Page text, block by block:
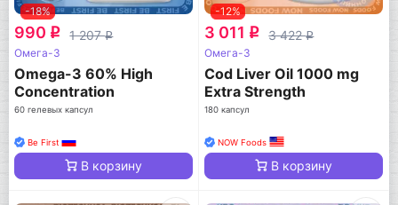
-18%
990 q 1 207q
Омега-3
Omega-3 60% High
Concentration
60 гелевых капсул
Be First
В корзину
-12%
3 011 q 3 422q
Омега-3
Cod Liver Oil 1000 mg
Extra Strength
180 капсул
NOW Foods
В корзину